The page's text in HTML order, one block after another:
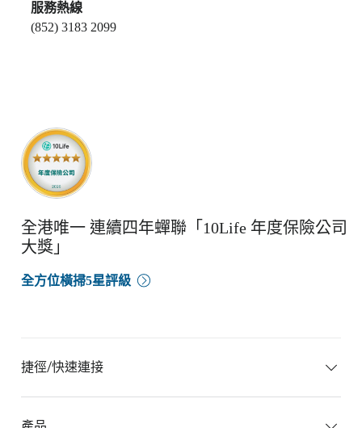
服務熱線
(852) 3183 2099
全港唯一 連續四年蟬聯「10Life 年度保險公司
大獎」
全方位橫掃5星評級
捷徑/快速連接